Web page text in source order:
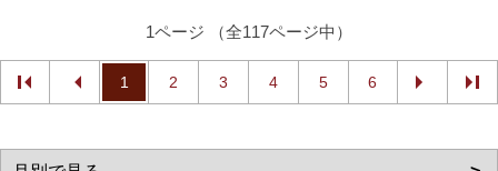
1ページ （全117ページ中）
1 2 3 4 5 6